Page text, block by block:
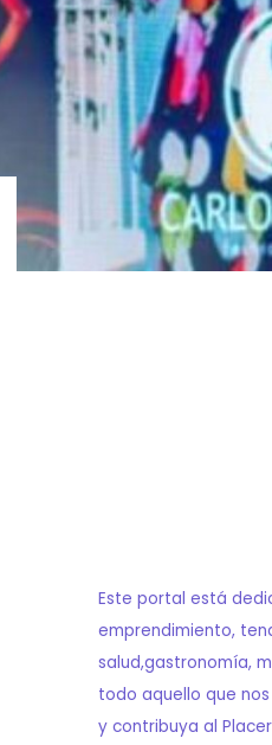
Este portal está
emprendimiento,
salud,gastronomía,
todo aquello que
y contribuya al